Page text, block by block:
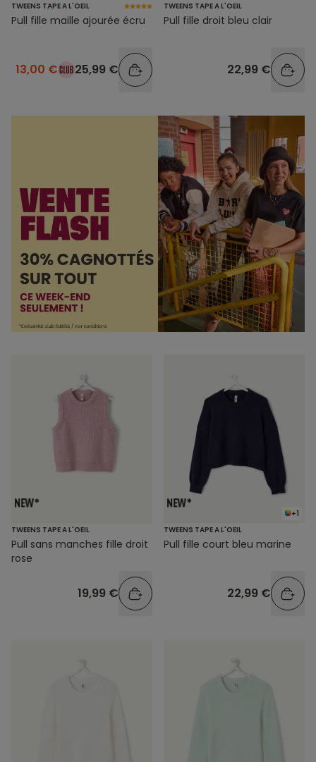
TWEENS TAPE A L'OEIL
Pull fille maille ajourée écru
13,00 € 25,99 €
TWEENS TAPE A L'OEIL
Pull fille droit bleu clair
22,99 €
TWEENS TAPE A L'OEIL
Pull sans manches fille droit
rose
19,99 €
+1
TWEENS TAPE A L'OEIL
Pull fille court bleu marine
22,99 €